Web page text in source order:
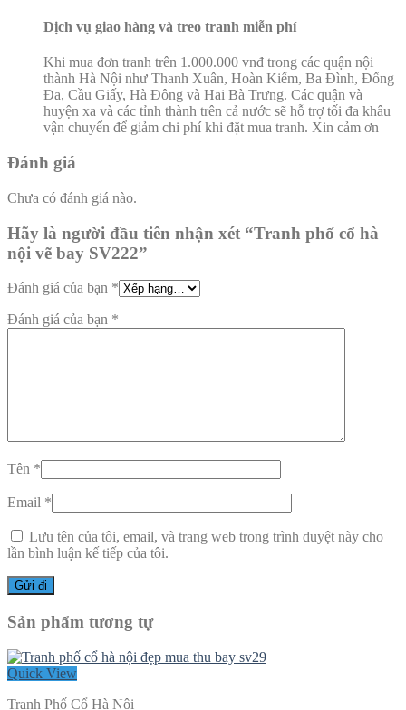
Dịch vụ giao hàng và treo tranh miễn phí
Khi mua đơn tranh trên 1.000.000 vnđ trong các quận nội
thành Hà Nội như Thanh Xuân, Hoàn Kiếm, Ba Đình, Đống
Đa, Cầu Giấy, Hà Đông và Hai Bà Trưng. Các quận và
huyện xa và các tỉnh thành trên cả nước sẽ hỗ trợ tối đa khâu
vận chuyển để giảm chi phí khi đặt mua tranh. Xin cảm ơn
Đánh giá
Chưa có đánh giá nào.
Hãy là người đầu tiên nhận xét “Tranh phố cổ hà
nội vẽ bay SV222”
Đánh giá của bạn *
Đánh giá của bạn *
Tên *
Email *
Lưu tên của tôi, email, và trang web trong trình duyệt này cho
lần bình luận kế tiếp của tôi.
Sản phẩm tương tự
Quick View
Tranh Phố Cổ Hà Nội